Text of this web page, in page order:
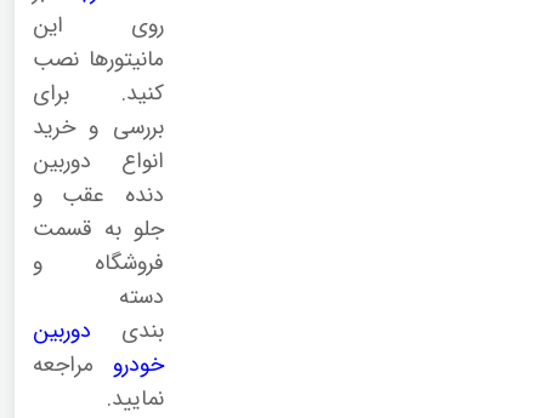
روی این
مانیتورها نصب
کنید. برای
بررسی و خرید
انواع دوربین
دنده عقب و
جلو به قسمت
فروشگاه و
دسته
بندی دوربین
خودرو مراجعه
نمایید.